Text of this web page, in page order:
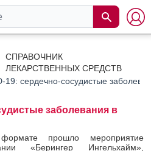
СПРАВОЧНИК
ЛЕКАРСТВЕННЫХ СРЕДСТВ
19: сердечно-сосудистые
заболевания в
прошло мероприятие
«Берингер Ингельхайм»,